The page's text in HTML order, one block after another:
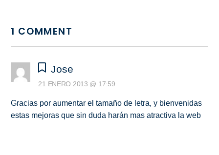
1 COMMENT
Jose
21 ENERO 2013 @ 17:59
Gracias por aumentar el tamaño de letra, y bienvenidas
estas mejoras que sin duda harán mas atractiva la web